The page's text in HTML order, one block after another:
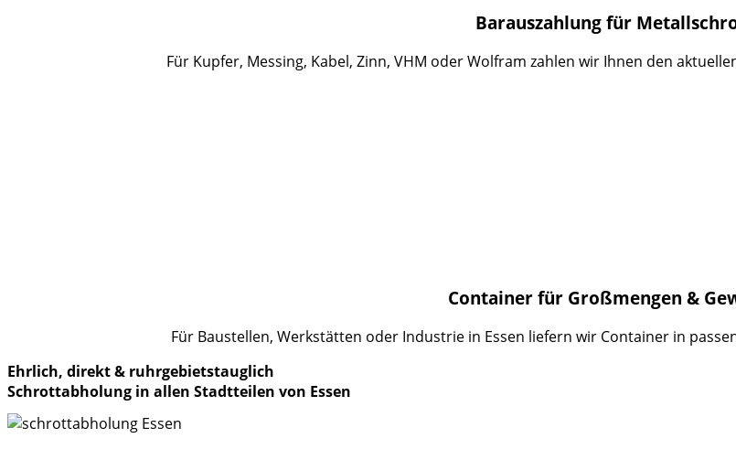
Barauszahlung für
Für Kupfer, Messing, Kabel, Zinn, VHM oder Wolfram zahlen wir Ihnen den
Container für Großmengen &
Für Baustellen, Werkstätten oder Industrie in Essen liefern wir Container in
Ehrlich, direkt & ruhrgebietstauglich
Schrottabholung in allen Stadtteilen von Essen